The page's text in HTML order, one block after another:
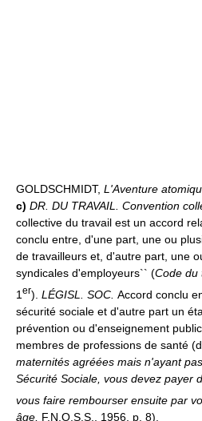
GOLDSCHMIDT, L'Aventure
c) DR. DU TRAVAIL. Convention
collective du travail est un accord
conclu entre, d'une part, une ou
de travailleurs et, d'autre part, une
syndicales d'employeurs`` (Code du
1 er). LÉGISL. SOC. Accord conclu
sécurité sociale et d'autre part un
prévention ou d'enseignement
membres de professions de santé
maternités agréées mais n'ayant
Sécurité Sociale, vous devez payer
vous faire rembourser ensuite par
âge, F.N.O.S.S., 1956, p. 8).